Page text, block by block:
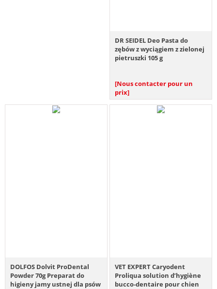
DR SEIDEL Deo Pasta do
zębów z wyciągiem z zielonej
pietruszki 105 g
[Nous contacter pour un
prix]
DOLFOS Dolvit ProDental
Powder 70g Preparat do
higieny jamy ustnej dla psów
VET EXPERT Caryodent
Proliqua solution d’hygiène
bucco‑dentaire pour chien